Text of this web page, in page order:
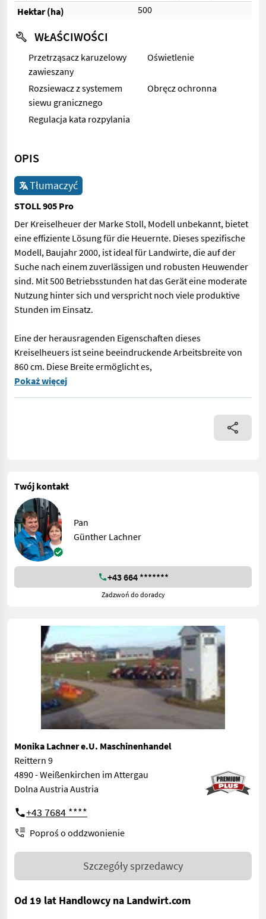
Hektar (ha)
500
WŁAŚCIWOŚCI
Przetrząsacz karuzelowy
zawieszany
Oświetlenie
Rozsiewacz z systemem
siewu granicznego
Obręcz ochronna
Regulacja kata rozpylania
OPIS
Tłumaczyć
STOLL 905 Pro
Der Kreiselheuer der Marke Stoll, Modell unbekannt, bietet
eine effiziente Lösung für die Heuernte. Dieses spezifische
Modell, Baujahr 2000, ist ideal für Landwirte, die auf der
Suche nach einem zuverlässigen und robusten Heuwender
sind. Mit 500 Betriebsstunden hat das Gerät eine moderate
Nutzung hinter sich und verspricht noch viele produktive
Stunden im Einsatz.
Eine der herausragenden Eigenschaften dieses
Kreiselheuers ist seine beeindruckende Arbeitsbreite von
860 cm. Diese Breite ermöglicht es,
Der Kreiselheuer der Marke Stoll, Modell unbekannt, bietet
Pokaż więcej
Twój kontakt
Pan
Günther Lachner
+43 664 *******
Zadzwoń do doradcy
Monika Lachner e.U. Maschinenhandel
Reittern 9
4890 - Weißenkirchen im Attergau
Dolna Austria Austria
+43 7684 ****
Poproś o oddzwonienie
Szczegóły sprzedawcy
Od 19 lat Handlowcy na Landwirt.com